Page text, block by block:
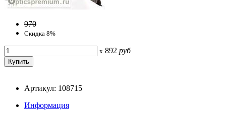
970
Скидка 8%
x 892 руб
Артикул: 108715
Информация